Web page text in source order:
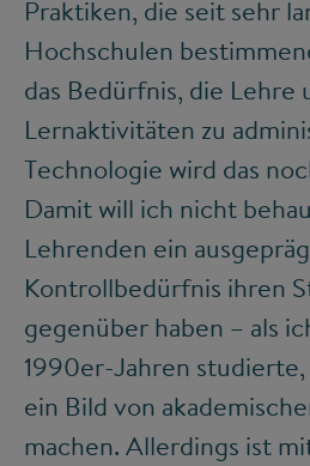
Praktiken, die seit sehr
Hochschulen
das Bedürfnis, die Lehre
Lernaktivitäten zu
Technologie wird das
Damit will ich nicht
Lehrenden ein
Kontrollbedürfnis ihren
gegenüber haben – als
1990er-Jahren
ein Bild von
machen. Allerdings ist